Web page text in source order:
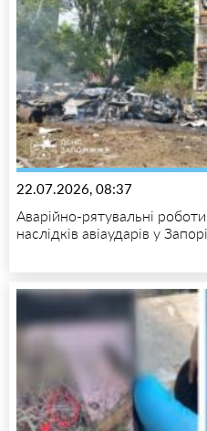
22.07.2026, 08:37
Аварійно-рятувальні роботи
наслідків авіаударів у